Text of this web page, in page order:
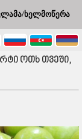
ხელმოწერა
ოთხ თვეში,